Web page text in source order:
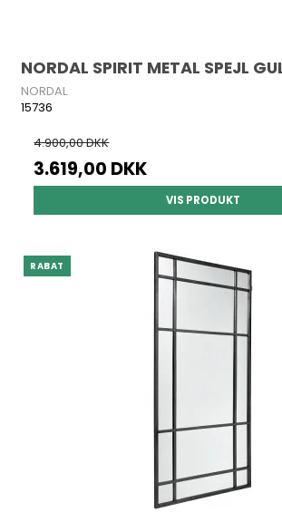
NORDAL SPIRIT METAL SPEJL
NORDAL
15736
4.900,00 DKK
3.619,00 DKK
VIS PRODUKT
RABAT